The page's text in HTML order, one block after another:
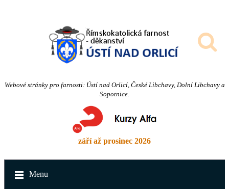
Webové stránky pro farnosti: Ústí nad Orlicí, České Libchavy, Dolní Libchavy a
Sopotnice.
září až prosinec 2026
Menu